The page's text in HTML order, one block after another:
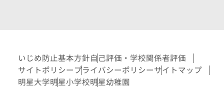
いじめ防止基本方針自己評価・学校関係者評価
サイトポリシー プライバシーポリシーサイトマップ
明星大学明星小学校明星幼稚園